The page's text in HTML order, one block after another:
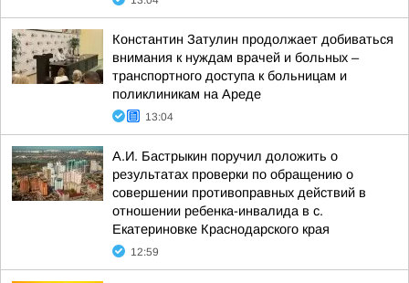
Константин Затулин продолжает добиваться
внимания к нуждам врачей и больных –
транспортного доступа к больницам и
поликлиникам на Ареде
13:04
А.И. Бастрыкин поручил доложить о
результатах проверки по обращению о
совершении противоправных действий в
отношении ребенка-инвалида в с.
Екатериновке Краснодарского края
12:59